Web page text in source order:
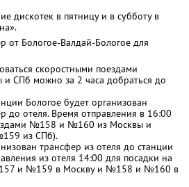
дискотек в пятницу и в субботу в
от Бологое-Валдай-Бологое для
скоростными поездами
и СПб можно за 2 часа добраться до
Бологое будет организован
до отеля. Время отправления в 16:00
№158 и №160 из Москвы и
из СПб).
трансфер из отеля до станции
из отеля 14:00 для посадки на
и №159 в Москву и №158 и №160 в